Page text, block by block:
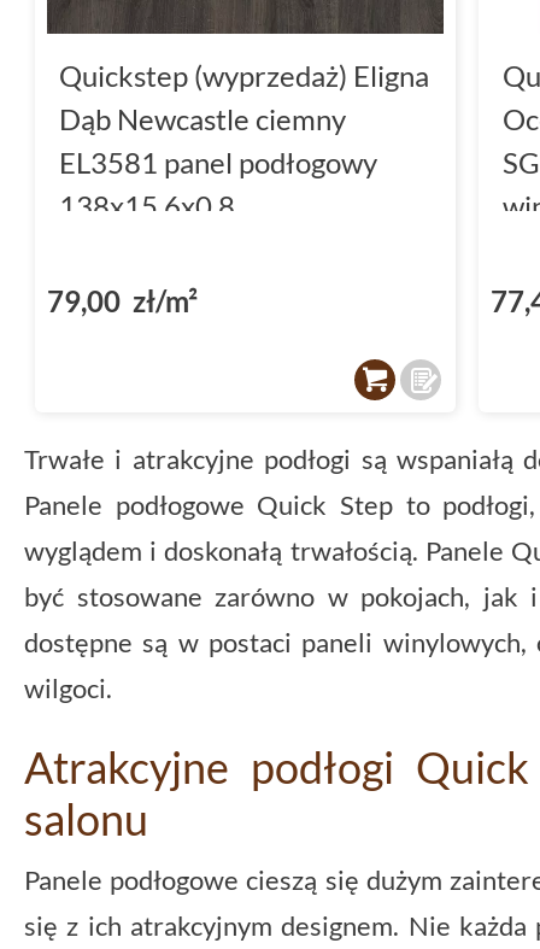
Quickstep (wyprzedaż) Eligna
Dąb Newcastle ciemny
EL3581 panel podłogowy
138x15.6x0.8
79,00 zł/m²
Trwałe i atrakcyjne podłogi są wspaniałą
Panele podłogowe Quick Step to
wyglądem i doskonałą trwałością. Panele
być stosowane zarówno w pokojach, jak
dostępne są w postaci paneli winylowych,
wilgoci.
Atrakcyjne podłogi
salonu
Panele podłogowe cieszą się dużym
się z ich atrakcyjnym designem. Nie każda